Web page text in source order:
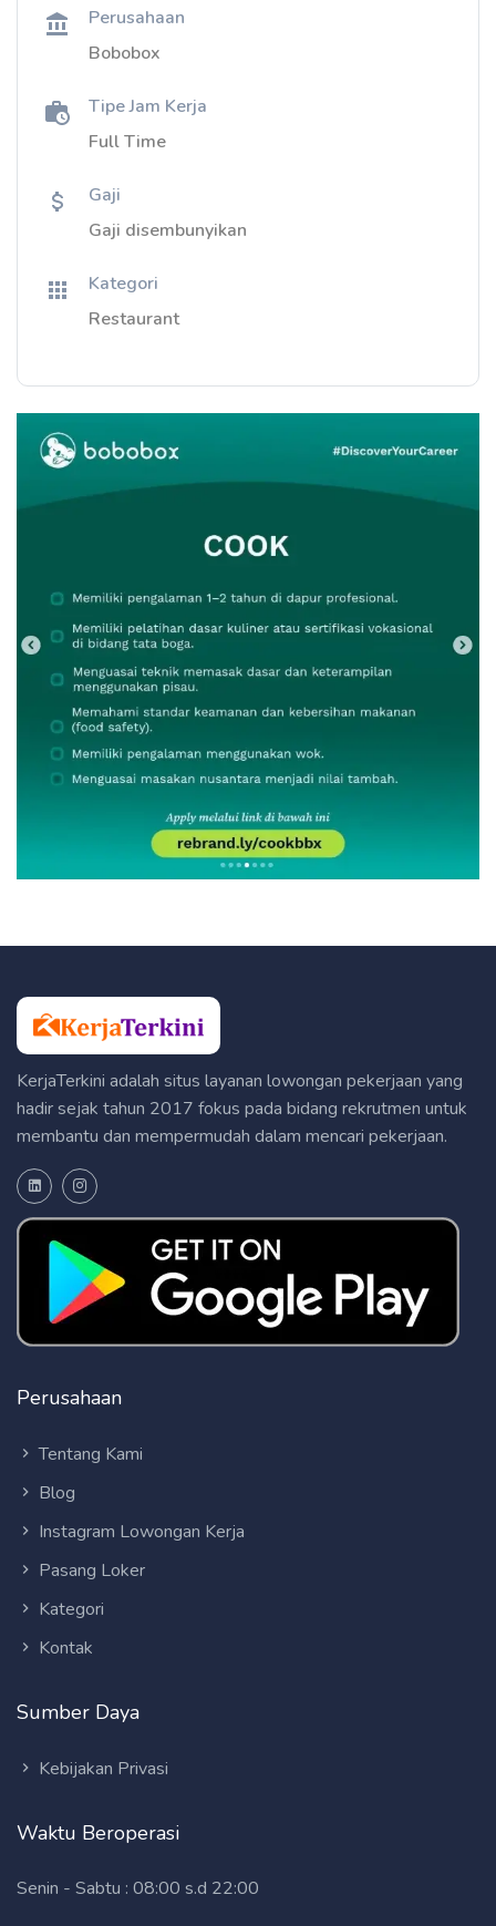
Perusahaan
Bobobox
Tipe Jam Kerja
Full Time
Gaji
Gaji disembunyikan
Kategori
Restaurant
KerjaTerkini adalah situs layanan lowongan pekerjaan yang
hadir sejak tahun 2017 fokus pada bidang rekrutmen untuk
membantu dan mempermudah dalam mencari pekerjaan.
Perusahaan
Tentang Kami
Blog
Instagram Lowongan Kerja
Pasang Loker
Kategori
Kontak
Sumber Daya
Kebijakan Privasi
Waktu Beroperasi
Senin - Sabtu : 08:00 s.d 22:00